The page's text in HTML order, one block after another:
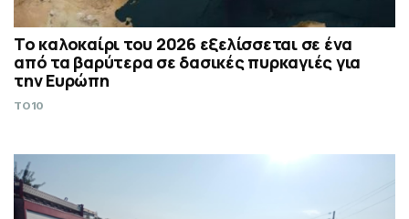
Το καλοκαίρι του 2026 εξελίσσεται σε ένα
από τα βαρύτερα σε δασικές πυρκαγιές για
την Ευρώπη
TO10